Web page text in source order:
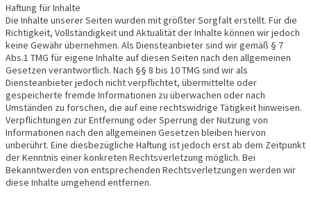
Haftung für Inhalte
Die Inhalte unserer Seiten wurden mit größter Sorgfalt erstellt. Für die
Richtigkeit, Vollständigkeit und Aktualität der Inhalte können wir jedoch
keine Gewähr übernehmen. Als Diensteanbieter sind wir gemäß § 7
Abs.1 TMG für eigene Inhalte auf diesen Seiten nach den allgemeinen
Gesetzen verantwortlich. Nach §§ 8 bis 10 TMG sind wir als
Diensteanbieter jedoch nicht verpflichtet, übermittelte oder
gespeicherte fremde Informationen zu überwachen oder nach
Umständen zu forschen, die auf eine rechtswidrige Tätigkeit hinweisen.
Verpflichtungen zur Entfernung oder Sperrung der Nutzung von
Informationen nach den allgemeinen Gesetzen bleiben hiervon
unberührt. Eine diesbezügliche Haftung ist jedoch erst ab dem Zeitpunkt
der Kenntnis einer konkreten Rechtsverletzung möglich. Bei
Bekanntwerden von entsprechenden Rechtsverletzungen werden wir
diese Inhalte umgehend entfernen.